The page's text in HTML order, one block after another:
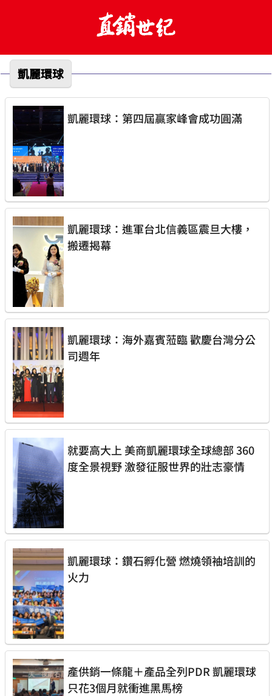
凱麗環球
凱麗環球：第四屆贏家峰會成功圓滿
凱麗環球：進軍台北信義區震旦大樓，
搬遷揭幕
凱麗環球：海外嘉賓蒞臨 歡慶台灣分公
司週年
就要高大上 美商凱麗環球全球總部 360
度全景視野 激發征服世界的壯志豪情
凱麗環球：鑽石孵化營 燃燒領袖培訓的
火力
產供銷一條龍＋產品全列PDR 凱麗環球
只花3個月就衝進黑馬榜